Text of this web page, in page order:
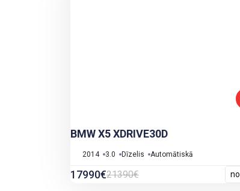
BMW X5 XDRIVE30D
2014 3.0 Dīzelis Automātiskā
17990€21390€ no